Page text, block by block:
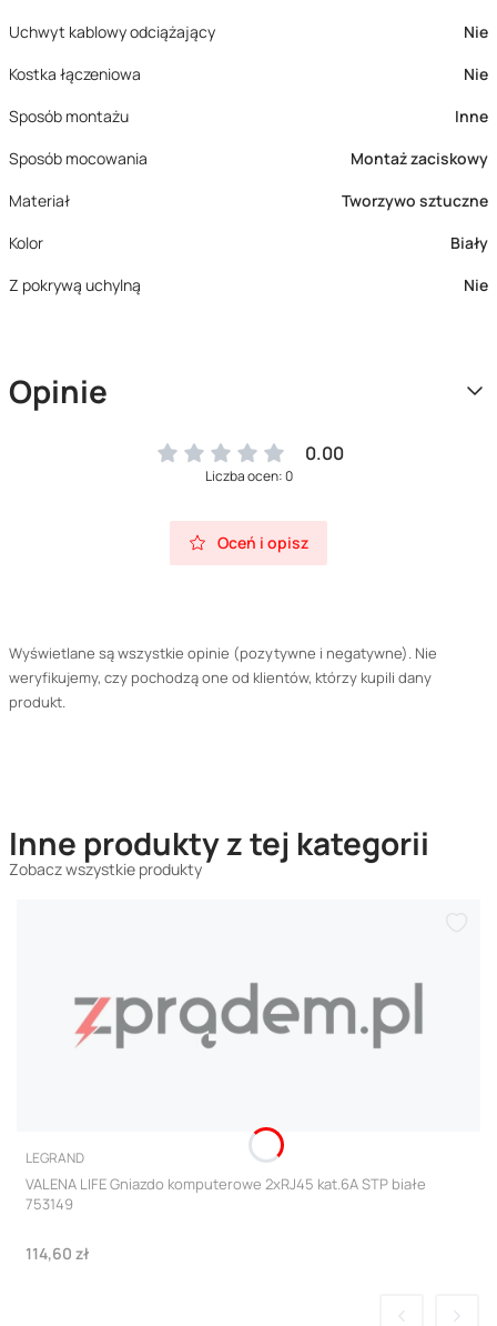
Uchwyt kablowy odciążający
Nie
Kostka łączeniowa
Nie
Sposób montażu
Inne
Sposób mocowania
Montaż zaciskowy
Materiał
Tworzywo sztuczne
Kolor
Biały
Z pokrywą uchylną
Nie
Opinie
0.00
Liczba ocen: 0
Oceń i opisz
Wyświetlane są wszystkie opinie (pozytywne i negatywne). Nie
weryfikujemy, czy pochodzą one od klientów, którzy kupili dany
produkt.
Inne produkty z tej kategorii
Zobacz wszystkie produkty
PRODUCENT
LEGRAND
VALENA LIFE Gniazdo komputerowe 2xRJ45 kat.6A STP białe
753149
Cena
114,60 zł